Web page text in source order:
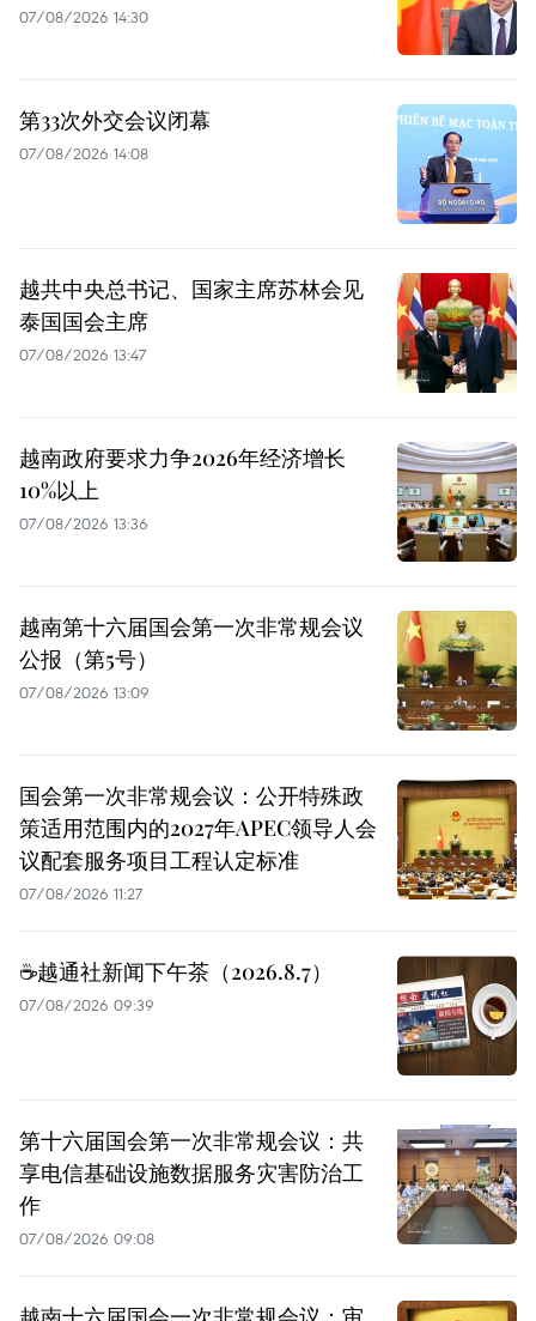
07/08/2026 14:30
第33次外交会议闭幕
07/08/2026 14:08
越共中央总书记、国家主席苏林会见
泰国国会主席
07/08/2026 13:47
越南政府要求力争2026年经济增长
10%以上
07/08/2026 13:36
越南第十六届国会第一次非常规会议
公报（第5号）
07/08/2026 13:09
国会第一次非常规会议：公开特殊政
策适用范围内的2027年APEC领导人会
议配套服务项目工程认定标准
07/08/2026 11:27
☕️越通社新闻下午茶（2026.8.7）
07/08/2026 09:39
第十六届国会第一次非常规会议：共
享电信基础设施数据服务灾害防治工
作
07/08/2026 09:08